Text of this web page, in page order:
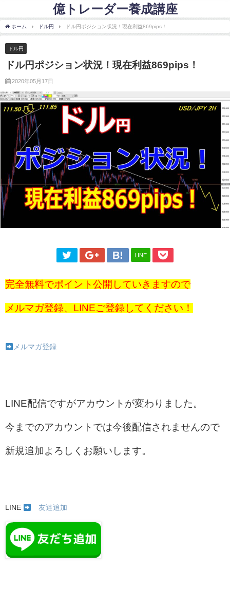
億トレーダー養成講座
ホーム ドル円 ドル円ポジション状況！現在利益869pips！
ドル円
ドル円ポジション状況！現在利益869pips！
2020年05月17日
LINE
完全無料でポイント公開していきますので
メルマガ登録、LINEご登録してください！
メルマガ登録
LINE配信ですがアカウントが変わりました。
今までのアカウントでは今後配信されませんので
新規追加よろしくお願いします。
LINE 友達追加